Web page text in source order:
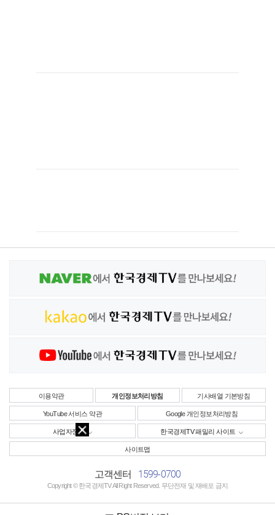
이용약관 개인정보처리방침 기사배열 기본방침
YouTube 서비스 약관 Google 개인정보처리방침
사업자정보 한국경제TV 패밀리 사이트
사이트맵
고객센터 1599-0700
Copyright © 한국경제TV All Right Reserved. 무단전재 및 재배포 금지